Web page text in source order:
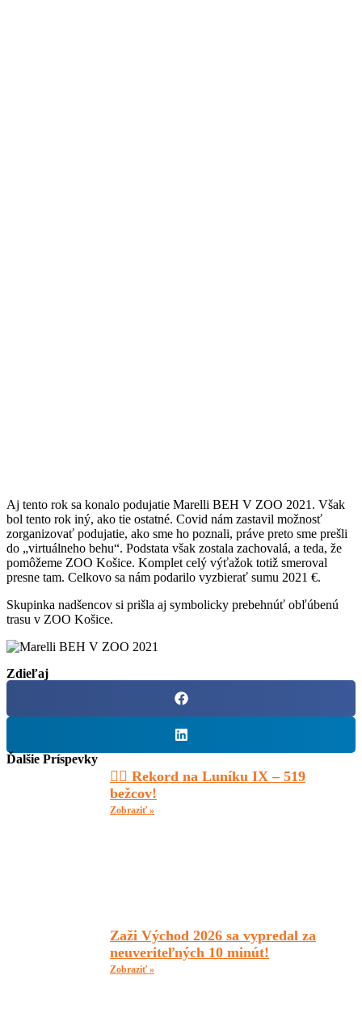
Aj tento rok sa konalo podujatie Marelli BEH V ZOO 2021. Však
bol tento rok iný, ako tie ostatné. Covid nám zastavil možnosť
zorganizovať podujatie, ako sme ho poznali, práve preto sme prešli
do „virtuálneho behu“. Podstata však zostala zachovalá, a teda, že
pomôžeme ZOO Košice. Komplet celý výťažok totiž smeroval
presne tam. Celkovo sa nám podarilo vyzbierať sumu 2021 €.
Skupinka nadšencov si prišla aj symbolicky prebehnúť obľúbenú
trasu v ZOO Košice.
Zdieľaj
Ďalšie Príspevky
🏃‍♂️ Rekord na Luníku IX – 519
bežcov!
Zobraziť »
Zaži Východ 2026 sa vypredal za
neuveriteľných 10 minút!
Zobraziť »